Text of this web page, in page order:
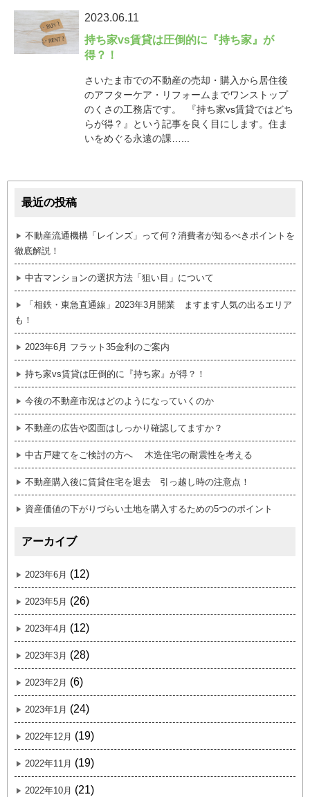
2023.06.11
持ち家vs賃貸は圧倒的に『持ち家』が
得？！
さいたま市での不動産の売却・購入から居住後
のアフターケア・リフォームまでワンストップ
のくさの工務店です。 『持ち家vs賃貸ではどち
らが得？』という記事を良く目にします。住ま
いをめぐる永遠の課…...
最近の投稿
不動産流通機構「レインズ」って何？消費者が知るべきポイントを
徹底解説！
中古マンションの選択方法「狙い目」について
「相鉄・東急直通線」2023年3月開業 ますます人気の出るエリア
も！
2023年6月 フラット35金利のご案内
持ち家vs賃貸は圧倒的に『持ち家』が得？！
今後の不動産市況はどのようになっていくのか
不動産の広告や図面はしっかり確認してますか？
中古戸建てをご検討の方へ 木造住宅の耐震性を考える
不動産購入後に賃貸住宅を退去 引っ越し時の注意点！
資産価値の下がりづらい土地を購入するための5つのポイント
アーカイブ
2023年6月 (12)
2023年5月 (26)
2023年4月 (12)
2023年3月 (28)
2023年2月 (6)
2023年1月 (24)
2022年12月 (19)
2022年11月 (19)
2022年10月 (21)